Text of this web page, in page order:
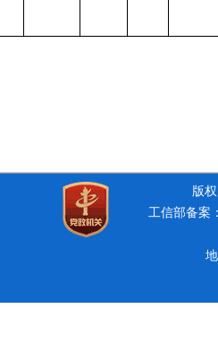
版
工信部备案